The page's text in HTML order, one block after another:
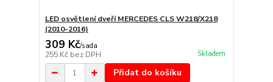
LED osvětlení dveří MERCEDES CLS W218/X218
(2010-2016)
309 Kč/sada
255 Kč bez DPH Skladem
Přidat do košíku